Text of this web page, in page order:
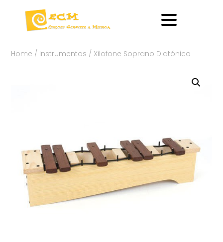
Home / Instrumentos / Xilofone Soprano Diatónico